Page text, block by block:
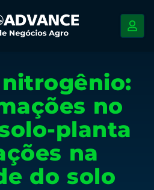
no
planta
na
do solo